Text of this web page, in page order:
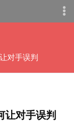
对手误判
让对手误判